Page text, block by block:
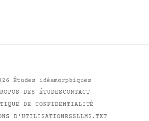
Études idéamorphiques
DES ÉTUDESCONTACT
DE CONFIDENTIALITÉ
D'UTILISATIONRSSLLMS.TXT